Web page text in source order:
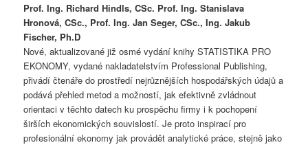
Prof. Ing. Richard Hindls, CSc. Prof. Ing. Stanislava
Hronová, CSc., Prof. Ing. Jan Seger, CSc., Ing. Jakub
Fischer, Ph.D
Nové, aktualizované již osmé vydání knihy STATISTIKA PRO
EKONOMY, vydané nakladatelstvím Professional Publishing,
přivádí čtenáře do prostředí nejrůznějších hospodářských údajů a
podává přehled metod a možností, jak efektivně zvládnout
orientaci v těchto datech ku prospěchu firmy i k pochopení
širších ekonomických souvislostí. Je proto inspirací pro
profesionální ekonomy jak provádět analytické práce, stejně jako